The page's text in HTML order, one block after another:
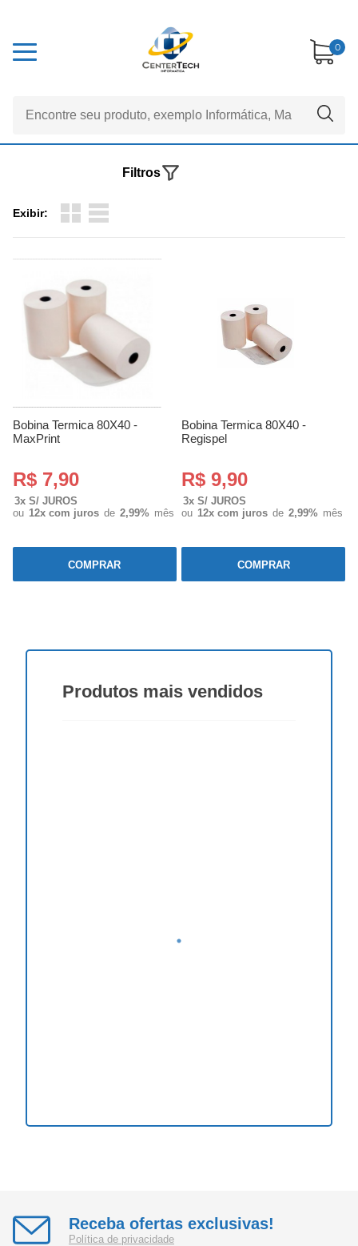
0
Exibir:
Filtros
Bobina Termica 80X40 -
MaxPrint
R$ 7,90
3x S/ JUROS
ou 12x com juros de 2,99% mês
COMPRAR
Bobina Termica 80X40 -
Regispel
R$ 9,90
3x S/ JUROS
ou 12x com juros de 2,99% mês
COMPRAR
Produtos mais vendidos
Receba ofertas exclusivas!
Política de privacidade